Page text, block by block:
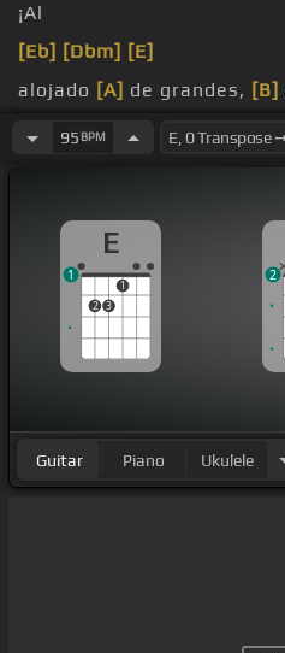
¡Al
[Eb] [Dbm] [E]
alojado [A] de grandes, [B]
respeto
95 BPM
E
2 3
1
1 2
Guitar Piano Ukulele